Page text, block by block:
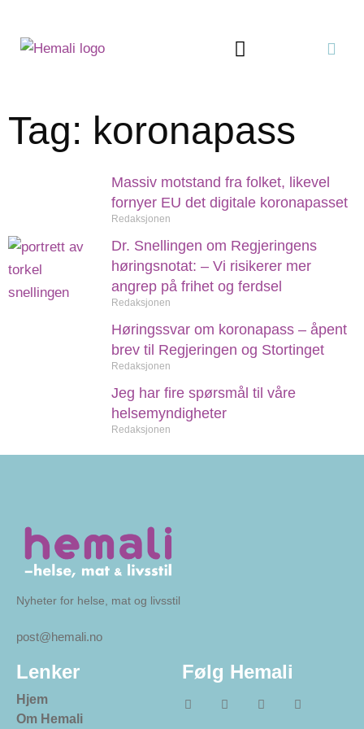
Tag: koronapass
Massiv motstand fra folket, likevel
fornyer EU det digitale koronapasset
Redaksjonen
Dr. Snellingen om Regjeringens
høringsnotat: – Vi risikerer mer
angrep på frihet og ferdsel
Redaksjonen
Høringssvar om koronapass – åpent
brev til Regjeringen og Stortinget
Redaksjonen
Jeg har fire spørsmål til våre
helsemyndigheter
Redaksjonen
Nyheter for helse, mat og livsstil
post@hemali.no
Lenker
Hjem
Om Hemali
Følg Hemali